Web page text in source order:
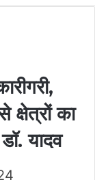
क्षेत्रों का
यादव